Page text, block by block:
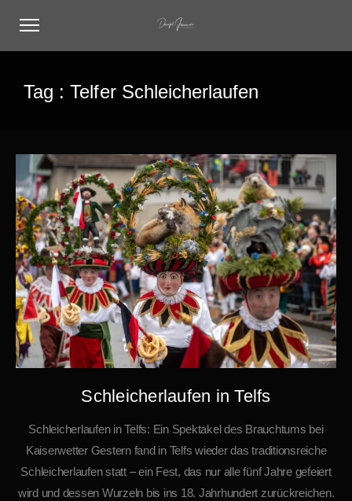
Tag :Telfer Schleicherlaufen
Schleicherlaufen in Telfs
Schleicherlaufen in Telfs: Ein Spektakel des Brauchtums bei
Kaiserwetter Gestern fand in Telfs wieder das traditionsreiche
Schleicherlaufen statt – ein Fest, das nur alle fünf Jahre gefeiert
wird und dessen Wurzeln bis ins 18. Jahrhundert zurückreichen.